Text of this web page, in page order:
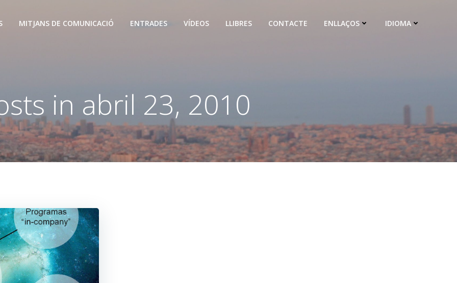
MITJANS DE COMUNICACIÓ ENTRADES VÍDEOS LLIBRES CONTACTE ENLLAÇOS IDIOMA
in abril 23, 2010